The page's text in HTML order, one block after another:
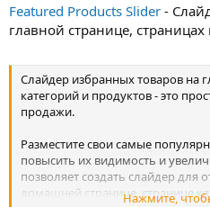
Featured Products Slider -
главной странице,
Слайдер избранных товаров на
категорий и продуктов - это
продажи.
Разместите свои самые
повысить их видимость и
позволяет создать слайдер для
домашней странице, странице
Нажмите,